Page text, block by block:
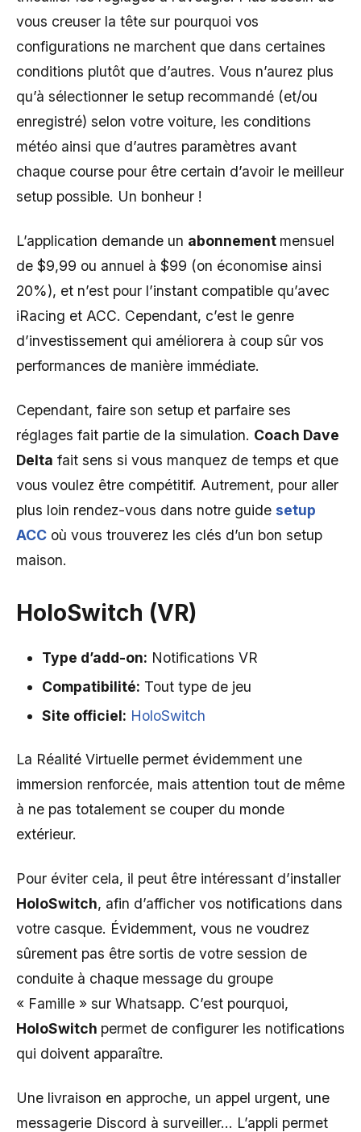
vous creuser la tête sur pourquoi vos
configurations ne marchent que dans certaines
conditions plutôt que d’autres. Vous n’aurez plus
qu’à sélectionner le setup recommandé (et/ou
enregistré) selon votre voiture, les conditions
météo ainsi que d’autres paramètres avant
chaque course pour être certain d’avoir le meilleur
setup possible. Un bonheur !
L’application demande un abonnement mensuel
de $9,99 ou annuel à $99 (on économise ainsi
20%), et n’est pour l’instant compatible qu’avec
iRacing et ACC. Cependant, c’est le genre
d’investissement qui améliorera à coup sûr vos
performances de manière immédiate.
Cependant, faire son setup et parfaire ses
réglages fait partie de la simulation. Coach Dave
Delta fait sens si vous manquez de temps et que
vous voulez être compétitif. Autrement, pour aller
plus loin rendez-vous dans notre guide setup
ACC où vous trouverez les clés d’un bon setup
maison.
HoloSwitch (VR)
Type d’add-on: Notifications VR
Compatibilité: Tout type de jeu
Site officiel: HoloSwitch
La Réalité Virtuelle permet évidemment une
immersion renforcée, mais attention tout de même
à ne pas totalement se couper du monde
extérieur.
Pour éviter cela, il peut être intéressant d’installer
HoloSwitch, afin d’afficher vos notifications dans
votre casque. Évidemment, vous ne voudrez
sûrement pas être sortis de votre session de
conduite à chaque message du groupe
« Famille » sur Whatsapp. C’est pourquoi,
HoloSwitch permet de configurer les notifications
qui doivent apparaître.
Une livraison en approche, un appel urgent, une
messagerie Discord à surveiller… L’appli permet